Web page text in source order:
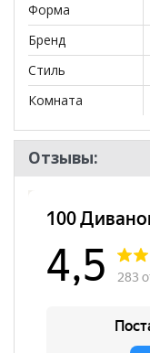
Форма
Бренд
Стиль
Комната
Отзывы: